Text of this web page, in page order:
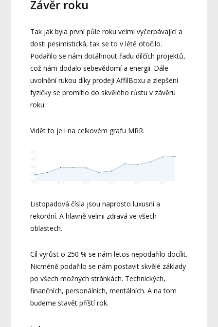
Závěr roku
Tak jak byla první půle roku velmi vyčerpávající a
dosti pesimistická, tak se to v létě otočilo.
Podařilo se nám dotáhnout řadu dílčích projektů,
což nám dodalo sebevědomí a energii. Dále
uvolnění rukou díky prodeji AffilBoxu a zlepšení
fyzičky se promítlo do skvělého růstu v závěru
roku.
Vidět to je i na celkovém grafu MRR.
Listopadová čísla jsou naprosto luxusní a
rekordní. A hlavně velmi zdravá ve všech
oblastech.
Cíl vyrůst o 250 % se nám letos nepodařilo docílit.
Nicméně podařilo se nám postavit skvělé základy
po všech možných stránkách. Technických,
finančních, personálních, mentálních. A na tom
budeme stavět příští rok.